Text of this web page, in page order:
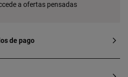
a ofertas pensadas
de pago